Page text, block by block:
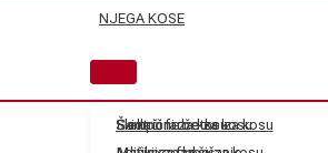
Skidači farbe za kosu
Električne četke za kosu
NJEGA KOSE
Šamponi za kosu